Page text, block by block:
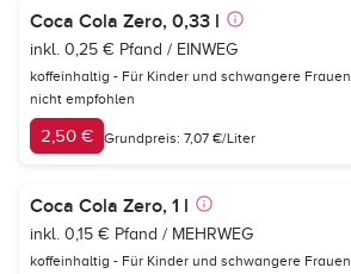
Coca Cola Zero, 0,33 l
inkl. 0,25 € Pfand / EINWEG
koffeinhaltig - Für Kinder und schwangere Frauen
nicht empfohlen
2,50 € Grundpreis: 7,07 €/Liter
Coca Cola Zero, 1 l
inkl. 0,15 € Pfand / MEHRWEG
koffeinhaltig - Für Kinder und schwangere Frauen